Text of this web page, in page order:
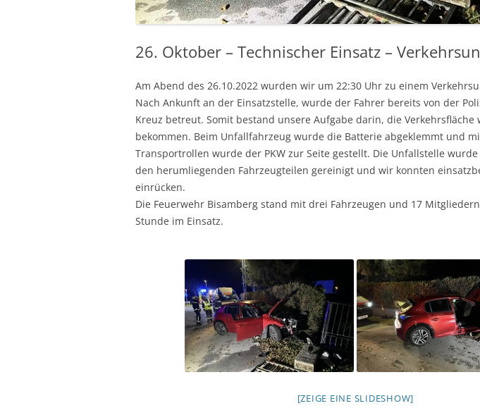
26. Oktober – Technischer Einsatz –
Am Abend des 26.10.2022 wurden wir um 22:30 Uhr zu einem
Nach Ankunft an der Einsatzstelle, wurde der Fahrer bereits von der
Kreuz betreut. Somit bestand unsere Aufgabe darin, die Verkehrsfläche
bekommen. Beim Unfallfahrzeug wurde die Batterie abgeklemmt und
Transportrollen wurde der PKW zur Seite gestellt. Die Unfallstelle
den herumliegenden Fahrzeugteilen gereinigt und wir konnten
einrücken.
Die Feuerwehr Bisamberg stand mit drei Fahrzeugen und 17
Stunde im Einsatz.
[ZEIGE EINE SLIDESHOW]